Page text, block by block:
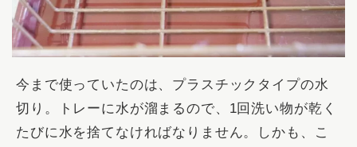
今まで使っていたのは、プラスチックタイプの水
切り。トレーに水が溜まるので、1回洗い物が乾く
たびに水を捨てなければなりません。しかも、こ